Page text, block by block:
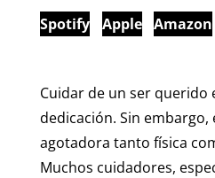
Spotify Apple Amazon
Cuidar de un ser querido
dedicación. Sin
agotadora tanto física
Muchos cuidadores,